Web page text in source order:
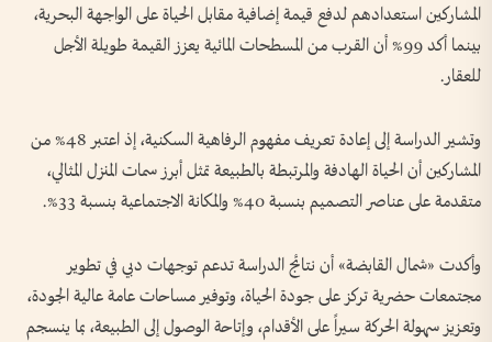
المشاركين استعدادهم لدفع قيمة إضافية مقابل الحياة على الواجهة البحرية،
بينما أكد 99% أن القرب من المسطحات المائية يعزز القيمة طويلة الأجل
للعقار.
وتشير الدراسة إلى إعادة تعريف مفهوم الرفاهية السكنية، إذ اعتبر 48% من
المشاركين أن الحياة الهادفة والمرتبطة بالطبيعة تمثل أبرز سمات المنزل المثالي،
متقدمة على عناصر التصميم بنسبة 40% والمكانة الاجتماعية بنسبة 33%.
وأكدت «شمال القابضة» أن نتائج الدراسة تدعم توجهات دبي في تطوير
مجتمعات حضرية تركز على جودة الحياة، وتوفير مساحات عامة عالية الجودة،
وتعزيز سهولة الحركة سيراً على الأقدام، وإتاحة الوصول إلى الطبيعة، بما ينسجم